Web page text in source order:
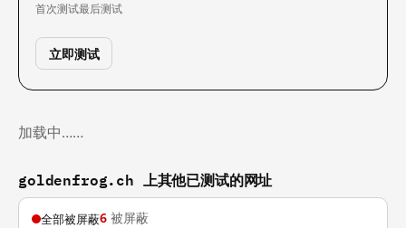
首次测试最后测试
立即测试
加载中……
goldenfrog.ch 上其他已测试的网址
全部被屏蔽6 被屏蔽